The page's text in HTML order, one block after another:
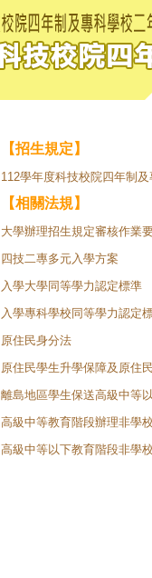
【招生規定】
112學年度科技校院四年制
【相關法規】
大學辦理招生規定審核作業
四技二專多元入學方案
入學大學同等學力認定標準
入學專科學校同等學力認定
原住民身分法
原住民學生升學保障及原住
離島地區學生保送高級中等
高級中等教育階段辦理非學
高級中等以下教育階段非學